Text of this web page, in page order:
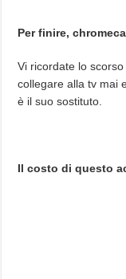
Per finire,
Vi ricordate lo
collegare alla tv mai
è il suo sostituto.
Il costo di questo